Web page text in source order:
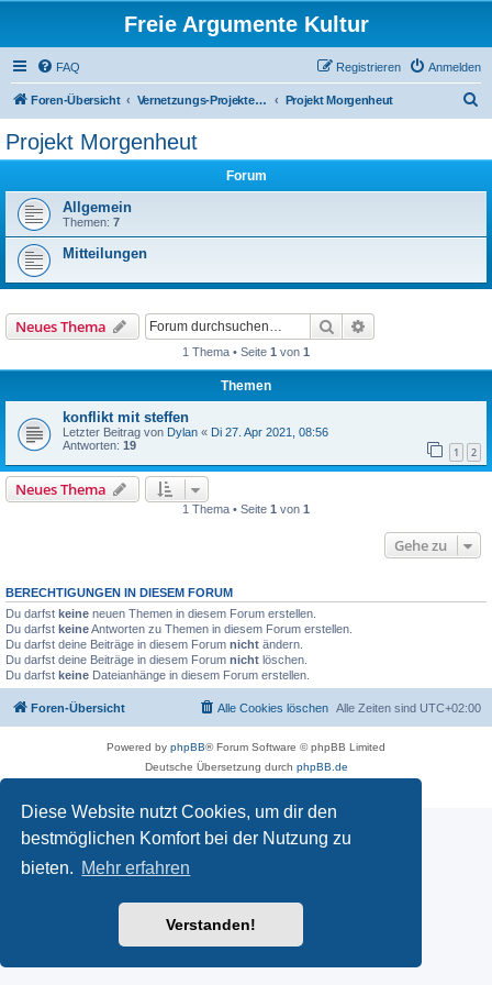
Diese Website nutzt Cookies, um dir den
bestmöglichen Komfort bei der Nutzung zu
bieten. Mehr erfahren
Verstanden!
Freie Argumente Kultur
FAQ Anmelden
Registrieren
Foren-Übersicht Vernetzungs-Projekte in Berlin und Umfeld Projekt Morgenheut
Projekt Morgenheut
Forum
Allgemein
Themen: 7
Mitteilungen
Neues Thema Suche
1 Thema • Seite 1 von 1
Themen
konflikt mit steffen
Letzter Beitrag von Dylan « Di 27. Apr 2021, 08:56
Antworten: 19 1 2
Neues Thema
1 Thema • Seite 1 von 1
Gehe zu
BERECHTIGUNGEN IN DIESEM FORUM
Du darfst keine neuen Themen in diesem Forum erstellen.
Du darfst keineAntworten zu Themen in diesem Forum erstellen.
Du darfst deine Beiträge in diesem Forum nicht ändern.
Du darfst deine Beiträge in diesem Forum nicht löschen.
Du darfst keine Dateianhänge in diesem Forum erstellen.
Foren-Übersicht Alle Zeiten sind UTC+02:00
Alle Cookies löschen
Powered by phpBB® Forum Software © phpBB Limited
Deutsche Übersetzung durch phpBB.de